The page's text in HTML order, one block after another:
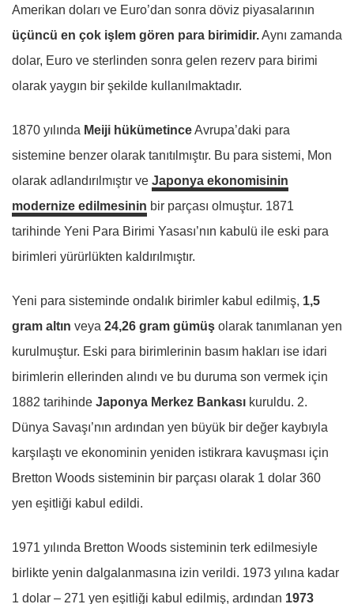
Amerikan doları ve Euro’dan sonra döviz piyasalarının
üçüncü en çok işlem gören para birimidir.Aynı zamanda
dolar, Euro ve sterlinden sonra gelen rezerv para birimi
olarak yaygın bir şekilde kullanılmaktadır.
1870 yılında Meiji hükümetinceAvrupa’daki para
sistemine benzer olarak tanıtılmıştır. Bu para sistemi, Mon
olarak adlandırılmıştır ve Japonya ekonomisinin
modernize edilmesinin bir parçası olmuştur. 1871
tarihinde Yeni Para Birimi Yasası’nın kabulü ile eski para
birimleri yürürlükten kaldırılmıştır.
Yeni para sisteminde ondalık birimler kabul edilmiş, 1,5
gram altın veya 24,26 gram gümüş olarak tanımlanan yen
kurulmuştur. Eski para birimlerinin basım hakları ise idari
birimlerin ellerinden alındı ve bu duruma son vermek için
1882 tarihinde Japonya Merkez Bankası kuruldu. 2.
Dünya Savaşı’nın ardından yen büyük bir değer kaybıyla
karşılaştı ve ekonominin yeniden istikrara kavuşması için
Bretton Woods sisteminin bir parçası olarak 1 dolar 360
yen eşitliği kabul edildi.
1971 yılında Bretton Woods sisteminin terk edilmesiyle
birlikte yenin dalgalanmasına izin verildi. 1973 yılına kadar
1 dolar – 271 yen eşitliği kabul edilmiş, ardından 1973